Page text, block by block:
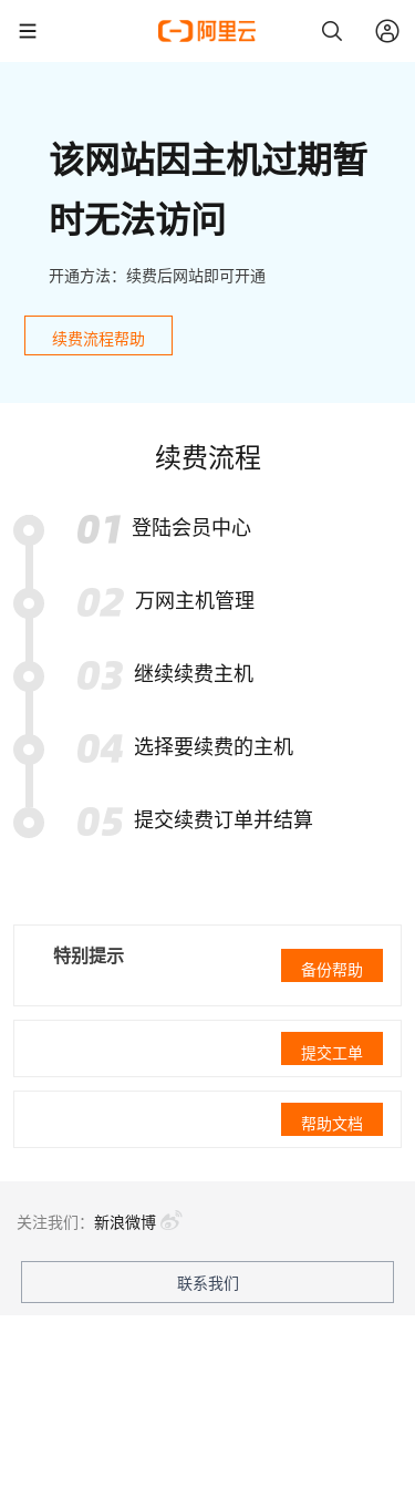
该网站因主机过期暂
时无法访问
开通方法：续费后网站即可开通
续费流程帮助
续费流程
登陆会员中心
万网主机管理
继续续费主机
选择要续费的主机
提交续费订单并结算
特别提示
备份帮助
提交工单
帮助文档